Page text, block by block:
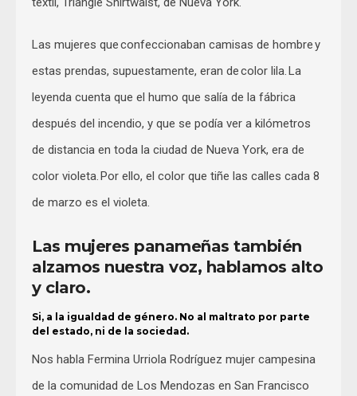
Las mujeres que confeccionaban camisas de hombre y
estas prendas, supuestamente, eran de color lila. La
leyenda cuenta que el humo que salía de la fábrica
después del incendio, y que se podía ver a kilómetros
de distancia en toda la ciudad de Nueva York, era de
color violeta. Por ello, el color que tiñe las calles cada 8
de marzo es el violeta.
Las mujeres panameñas también
alzamos nuestra voz, hablamos alto
y claro.
Si, a la igualdad de género. No al maltrato por parte
del estado, ni de la sociedad.
Nos habla Fermina Urriola Rodríguez mujer campesina
de la comunidad de Los Mendozas en San Francisco